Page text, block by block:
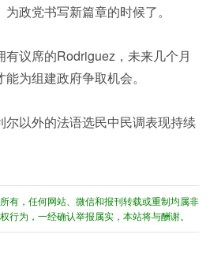
政党书写新篇章的时候了。
有议席的Rodriguez，未来几个月
为组建政府争取机会。
尔以外的法语选民中民调表现持续
有，任何网站、微信和报刊转载或重制均属非
行为，一经确认举报属实，本站将与酬谢。